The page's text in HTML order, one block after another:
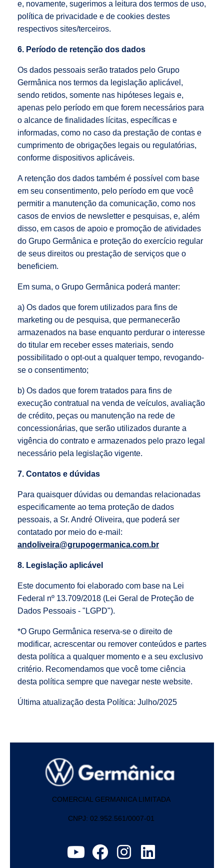
e, novamente, sugerimos a leitura dos termos de uso,
política de privacidade e de cookies destes
respectivos sites/terceiros.
6. Período de retenção dos dados
Os dados pessoais serão tratados pelo Grupo
Germânica nos termos da legislação aplicável,
sendo retidos, somente nas hipóteses legais e,
apenas pelo período em que forem necessários para
o alcance de finalidades lícitas, específicas e
informadas, como no caso da prestação de contas e
cumprimento de obrigações legais ou regulatórias,
conforme dispositivos aplicáveis.
A retenção dos dados também é possível com base
em seu consentimento, pelo período em que você
permitir a manutenção da comunicação, como nos
casos de envios de newsletter e pesquisas, e, além
disso, em casos de apoio e promoção de atividades
do Grupo Germânica e proteção do exercício regular
de seus direitos ou prestação de serviços que o
beneficiem.
Em suma, o Grupo Germânica poderá manter:
a) Os dados que forem utilizados para fins de
marketing ou de pesquisa, que permanecerão
armazenados na base enquanto perdurar o interesse
do titular em receber esses materiais, sendo
possibilitado o opt-out a qualquer tempo, revogando-
se o consentimento;
b) Os dados que forem tratados para fins de
execução contratual na venda de veículos, avaliação
de crédito, peças ou manutenção na rede de
concessionárias, que serão utilizados durante a
vigência do contrato e armazenados pelo prazo legal
necessário pela legislação vigente.
7. Contatos e dúvidas
Para quaisquer dúvidas ou demandas relacionadas
especificamente ao tema proteção de dados
pessoais, a Sr. André Oliveira, que poderá ser
contatado por meio do e-mail:
andoliveira@grupogermanica.com.br
8. Legislação aplicável
Este documento foi elaborado com base na Lei
Federal nº 13.709/2018 (Lei Geral de Proteção de
Dados Pessoais - "LGPD").
*O Grupo Germânica reserva-se o direito de
modificar, acrescentar ou remover conteúdos e partes
desta política a qualquer momento e a seu exclusivo
critério. Recomendamos que você tome ciência
desta política sempre que navegar neste website.
Última atualização desta Política: Julho/2025
COMERCIAL GERMANICA LIMITADA
CNPJ: 02.952.561/0007-01